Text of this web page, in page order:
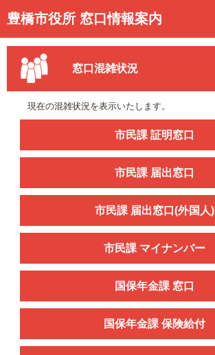
豊橋市役所 窓口情報案内
トップページ
事前予約
予約状況確認
待ち状況確認
交付状況確認
メール通知登録
混雑予想カレンダー
窓口混雑状況
現在の混雑状況を表示いたします。
市民課 証明窓口
市民課 届出窓口
市民課 届出窓口(外国人)
市民課 マイナンバー
国保年金課 窓口
国保年金課 保険給付